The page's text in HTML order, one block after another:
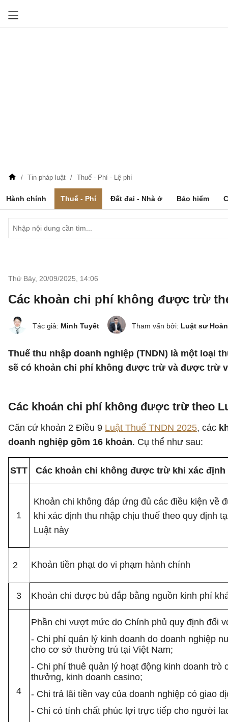
Tin pháp luật Thuế - Phí - Lệ phí
Hành chính Thuế - Phí Đất đai - Nhà ở Bảo hiểm
Thứ Bảy, 20/09/2025 14:06
Các khoản chi phí không được trừ
Tác giả: Minh Tuyết Tham vấn bởi: Luật sư
Thuế thu nhập doanh nghiệp (TNDN) là một loại
sẽ có khoản chi phí không được trừ và được trừ
Các khoản chi phí không được trừ theo
Căn cứ khoản 2 Điều 9 Luật Thuế TNDN 2025, các
doanh nghiệp gồm 16 khoản. Cụ thể như sau:
STT Các khoản chi không được trừ khi xác định
1
Khoản chi không đáp ứng đủ các điều kiện về
khi xác định thu nhập chịu thuế theo quy định
Luật này
2 Khoản tiền phạt do vi phạm hành chính
3 Khoản chi được bù đắp bằng nguồn kinh phí
4
Phần chi vượt mức do Chính phủ quy định đối
- Chi phí quản lý kinh doanh do doanh nghiệp
cho cơ sở thường trú tại Việt Nam;
- Chi phí thuê quản lý hoạt động kinh doanh trò
thưởng, kinh doanh casino;
- Chi trả lãi tiền vay của doanh nghiệp có giao
- Chi có tính chất phúc lợi trực tiếp cho người